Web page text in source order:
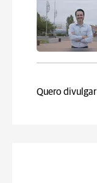
Quero divulgar